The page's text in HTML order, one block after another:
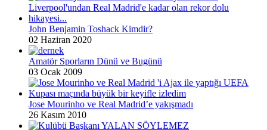
John Benjamin Toshack Kimdir?
02 Haziran 2020
Amatör Sporların Dünü ve Bugünü
03 Ocak 2009
Jose Mourinho ve Real Madrid’e yakışmadı
26 Kasım 2010